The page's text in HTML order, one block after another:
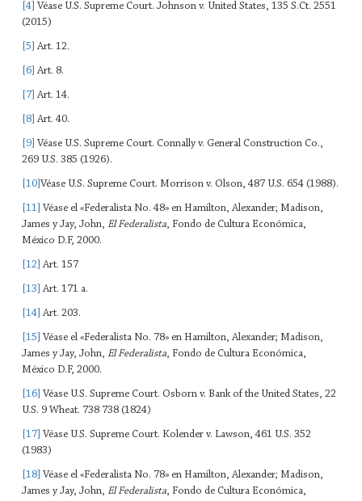
[4]
Véase U.S. Supreme Court. Johnson v. United States, 135 S.Ct. 2551
(2015)
[5] Art. 12.
[6] Art. 8.
[7] Art. 14.
[8] Art. 40.
[9]
Véase U.S. Supreme Court. Connally v. General Construction Co.,
269 U.S. 385 (1926).
[10] Véase U.S. Supreme Court. Morrison v. Olson, 487 U.S. 654 (1988).
[11]
Véase el «Federalista No. 48» en Hamilton, Alexander; Madison,
James y Jay, John, El Federalista, Fondo de Cultura Económica,
México D.F, 2000.
[12] Art. 157
[13] Art. 171 a.
[14] Art. 203.
[15]
Véase el «Federalista No. 78» en Hamilton, Alexander; Madison,
James y Jay, John, El Federalista, Fondo de Cultura Económica,
México D.F, 2000.
[16]
Véase U.S. Supreme Court. Osborn v. Bank of the United States, 22
U.S. 9 Wheat. 738 738 (1824)
[17]
Véase U.S. Supreme Court. Kolender v. Lawson, 461 U.S. 352
(1983)
[18]
Véase el «Federalista No. 78» en Hamilton, Alexander; Madison,
James y Jay, John, El Federalista, Fondo de Cultura Económica,